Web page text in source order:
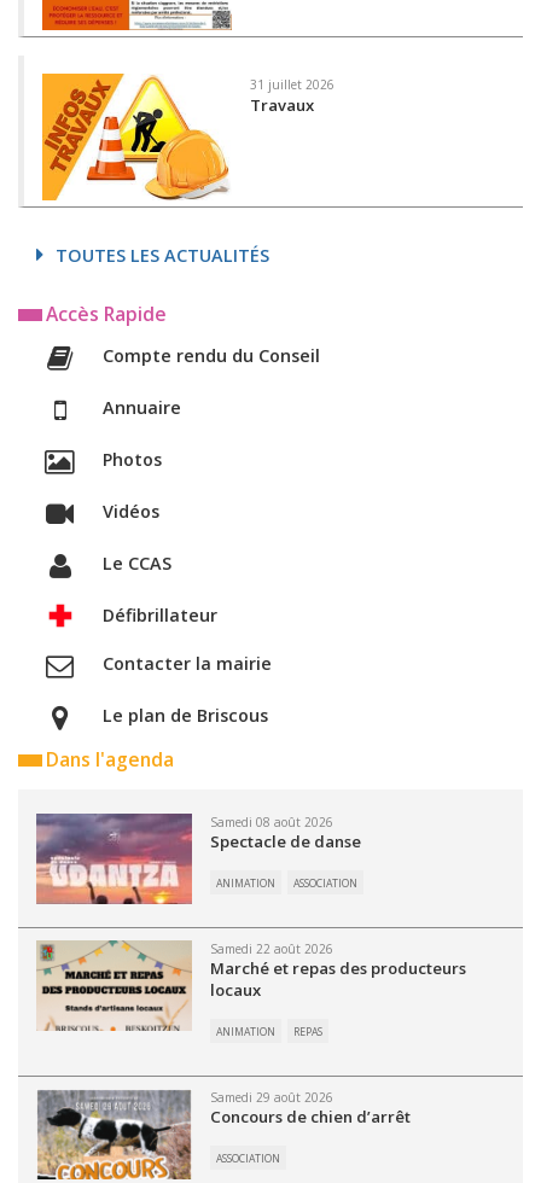
31 juillet 2026
Travaux
TOUTES LES ACTUALITÉS
Accès Rapide
Compte rendu du Conseil
Annuaire
Photos
Vidéos
Le CCAS
Défibrillateur
Contacter la mairie
Le plan de Briscous
Dans l'agenda
Samedi 08 août 2026
Spectacle de danse
ANIMATION ASSOCIATION
Samedi 22 août 2026
Marché et repas des producteurs
locaux
ANIMATION REPAS
Samedi 29 août 2026
Concours de chien d’arrêt
ASSOCIATION